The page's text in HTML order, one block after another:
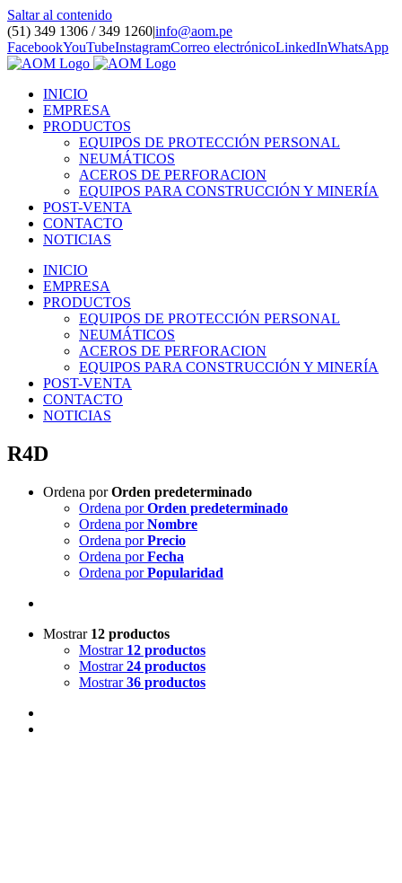
Saltar al contenido
(51) 349 1306 / 349 1260|info@aom.pe
FacebookYouTubeInstagramCorreo electrónicoLinkedInWhatsApp
INICIO
EMPRESA
PRODUCTOS
EQUIPOS DE PROTECCIÓN PERSONAL
NEUMÁTICOS
ACEROS DE PERFORACION
EQUIPOS PARA CONSTRUCCIÓN Y MINERÍA
POST-VENTA
CONTACTO
NOTICIAS
INICIO
EMPRESA
PRODUCTOS
EQUIPOS DE PROTECCIÓN PERSONAL
NEUMÁTICOS
ACEROS DE PERFORACION
EQUIPOS PARA CONSTRUCCIÓN Y MINERÍA
POST-VENTA
CONTACTO
NOTICIAS
R4D
Ordena porOrden predeterminado
Ordena porOrden predeterminado
Ordena porNombre
Ordena porPrecio
Ordena porFecha
Ordena porPopularidad
Mostrar 12 productos
Mostrar 12 productos
Mostrar24 productos
Mostrar36 productos